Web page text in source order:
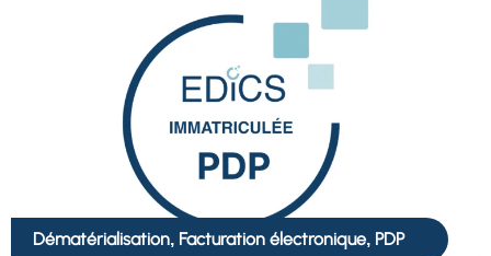
Dématérialisation, Facturation électronique, PDP